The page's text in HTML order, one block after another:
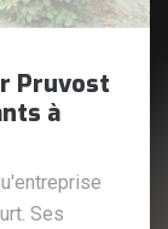
Pruvost
à
Ses